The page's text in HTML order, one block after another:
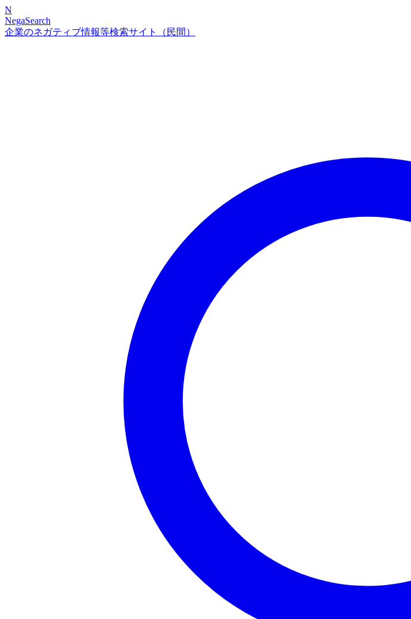
N
NegaSearch
企業のネガティブ情報等検索サイト（民間）